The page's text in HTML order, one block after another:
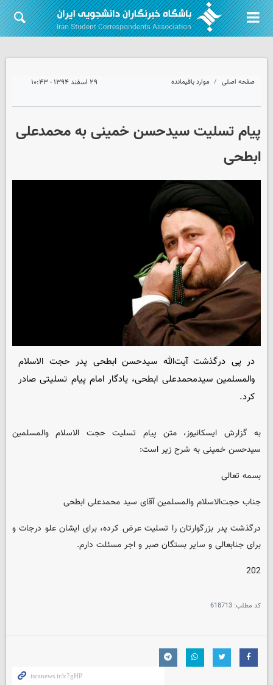
صفحه اصلی موارد باقیمانده ۲۹ اسفند ۱۳۹۴ - ۱۰:۴۳
پیام تسلیت سیدحسن خمینی به محمدعلی
ابطحی
در پی درگذشت آیت‌الله سیدحسن ابطحی پدر حجت الاسلام
والمسلمین سیدمحمدعلی ابطحی، یادگار امام پیام تسلیتی صادر
کرد.
به گزارش ایسکانیوز، متن پیام تسلیت حجت الاسلام والمسلمین
سیدحسن خمینی به شرح زیر است:
بسمه تعالی
جناب حجت‌الاسلام والمسلمین آقای سید محمدعلی ابطحی
درگذشت پدر بزرگوارتان را تسلیت عرض کرده، برای ایشان علو درجات و
برای جنابعالی و سایر بستگان صبر و اجر مسئلت دارم.
202
کد مطلب: 618713